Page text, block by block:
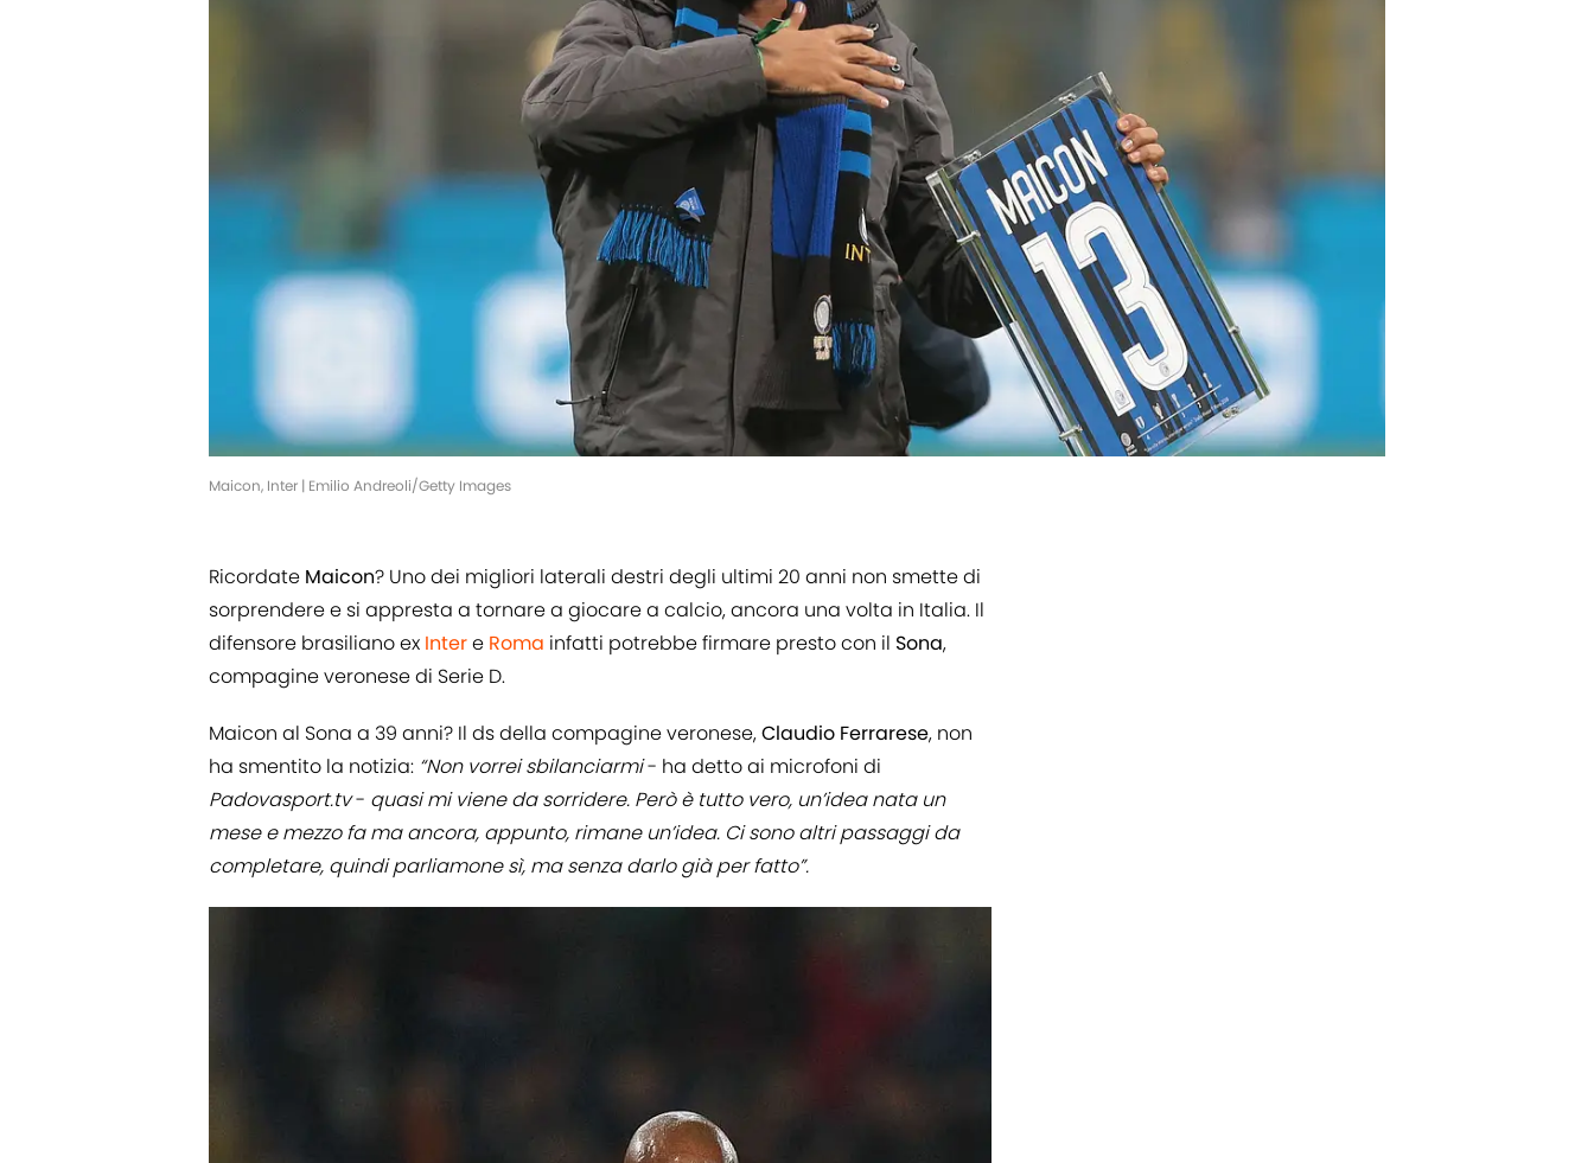
Maicon, Inter | Emilio Andreoli/Getty Images
Ricordate Maicon? Uno dei migliori laterali destri degli ultimi 20 anni non smette di
sorprendere e si appresta a tornare a giocare a calcio, ancora una volta in Italia. Il
difensore brasiliano ex Intere Roma infatti potrebbe firmare presto con il Sona,
compagine veronese di Serie D.
Maicon al Sona a 39 anni? Il ds della compagine veronese,Claudio Ferrarese, non
ha smentito la notizia: “Non vorrei sbilanciarmi- ha detto ai microfoni di
Padovasport.tv- quasi mi viene da sorridere. Però è tutto vero, un’idea nata un
mese e mezzo fa ma ancora, appunto, rimane un’idea. Ci sono altri passaggi da
completare, quindi parliamone sì, ma senza darlo già per fatto”.